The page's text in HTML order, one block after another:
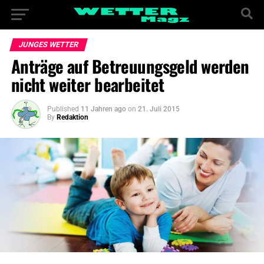
JUNGES WETTER
Anträge auf Betreuungsgeld werden
nicht weiter bearbeitet
Published 11 Jahren ago on 21. Juli 2015
By Redaktion